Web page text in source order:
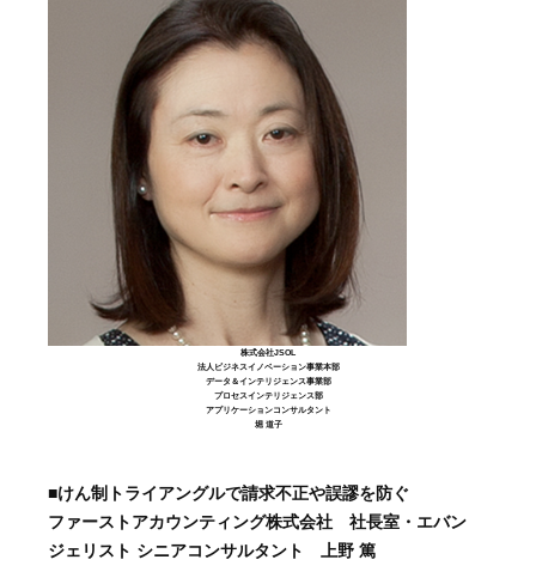
株式会社JSOL
法人ビジネスイノベーション事業本部
データ＆インテリジェンス事業部
プロセスインテリジェンス部
アプリケーションコンサルタント
堀 道子
■けん制トライアングルで請求不正や誤謬を防ぐ
ファーストアカウンティング株式会社 社長室・エバン
ジェリスト シニアコンサルタント 上野 篤